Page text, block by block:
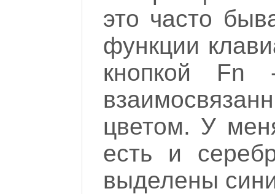
это часто
функции
кнопкой
цветом. У
есть и
выделены